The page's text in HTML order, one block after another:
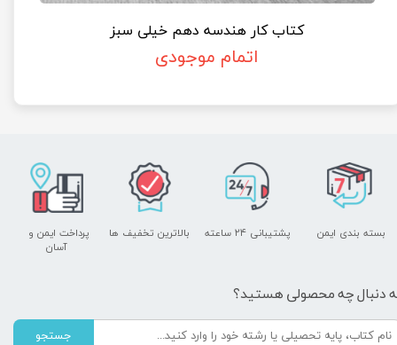
کتاب کار هندسه دهم خیلی سبز
اتمام موجودی
پشتیبانی ۲۴ ساعته
پرداخت ایمن و ​​​​​​​
آسان
بسته بندی ایمن بالاترین تخفیف ها
دنبال چه محصولی هستید؟
جستجو